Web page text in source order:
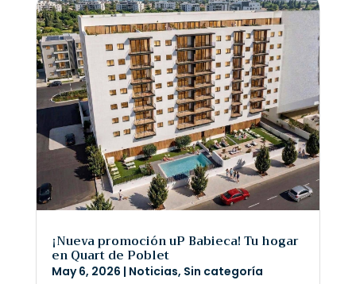
¡Nueva promoción uP Babieca! Tu hogar
en Quart de Poblet
May 6, 2026 | Noticias, Sin categoría